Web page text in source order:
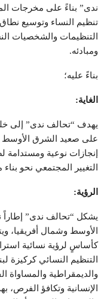
ندى” بناءً على مخرجات
تنظيم النساء وتوسيع
التنظيمات والشخصيات
ومبادئه.
بناءً عليه؛
الغاية:
يهدف “تحالف ندى” إلى خلق
على صعيد الشرق الأوسط
إنجازات نوعية ومستدامة
التغيير المجتمعي نحو
الرؤية:
يشكل “تحالف ندى” إطاراً
الأوسط وشمال أفريقيا،
كأساسٍ لرؤية نسائية
التنظيم النسائي كركيزة
والديمقراطية والمساواة
الإنسانية وتكافؤ الفرص،